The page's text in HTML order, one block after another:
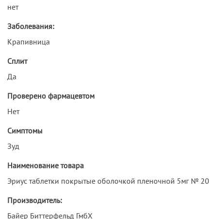
нет
Заболевания:
Крапивница
Сплит
Да
Проверено фармацевтом
Нет
Симптомы
Зуд
Наименование товара
Эриус таблетки покрытые оболочкой пленочной 5мг № 20
Производитель:
Байер Биттерфельд ГмбХ